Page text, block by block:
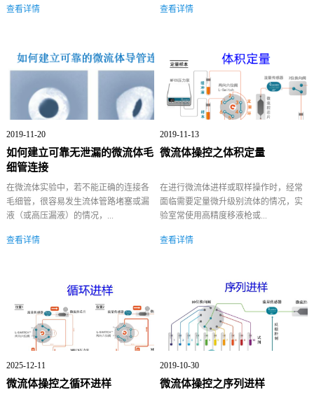
查看详情 查看详情
2019-11-20
如何建立可靠无泄漏的微流体毛
细管连接
在微流体实验中，若不能正确的连接各
毛细管，很容易发生流体管路堵塞或漏
液（或高压漏液）的情况，...
查看详情
2019-11-13
微流体操控之体积定量
在进行微流体进样或取样操作时，经常
面临需要定量微升级别流体的情况，实
验室常使用高精度移液枪或...
查看详情
2025-12-11
微流体操控之循环进样
2019-10-30
微流体操控之序列进样